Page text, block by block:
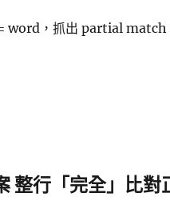
word，抓出 partial match
整行「完全」比對